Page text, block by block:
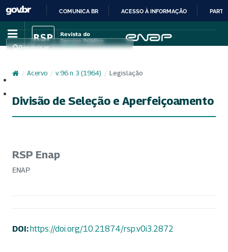
IR
PARA
CONTEÚDO
COMUNICA BR ACESSO À INFORMAÇÃO
Pesquisar
/ Acervo / v. 96 n. 3 (1964) / Legislação
Divisão de Seleção e Aperfeiçoamento
RSP Enap
ENAP
DOI:https://doi.org/10.21874/rsp.v0i3.2872